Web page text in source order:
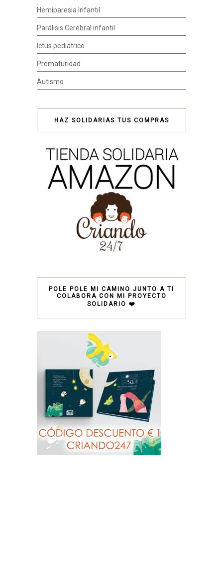
Hemiparesia Infantil
Parálisis Cerebral infantil
Ictus pediátrico
Prematuridad
Autismo
HAZ SOLIDARIAS TUS COMPRAS
POLE POLE MI CAMINO JUNTO A TI
COLABORA CON MI PROYECTO
SOLIDARIO ❤️